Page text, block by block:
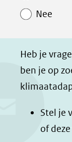
a
b
o
o
Nee
Heb je
ben je op
Stel je
of